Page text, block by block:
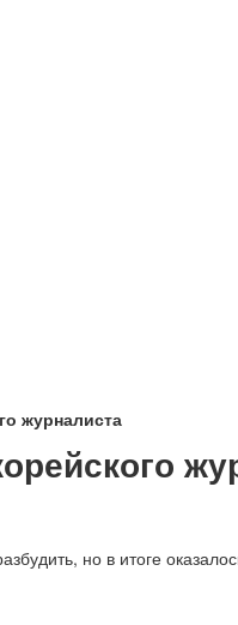
журналиста
но в итоге